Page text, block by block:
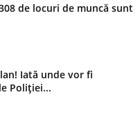
de locuri de muncă sunt
Iată unde vor fi
Poliției...